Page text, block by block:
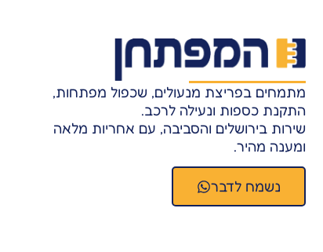
מתמחים בפריצת מנעולים, שכפול מפתחות,
התקנת כספות ונעילה לרכב.
שירות בירושלים והסביבה, עם אחריות מלאה
ומענה מהיר.
נשמח לדבר